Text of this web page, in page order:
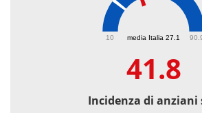
media Italia 27.1
10
41.8
Incidenza di anziani